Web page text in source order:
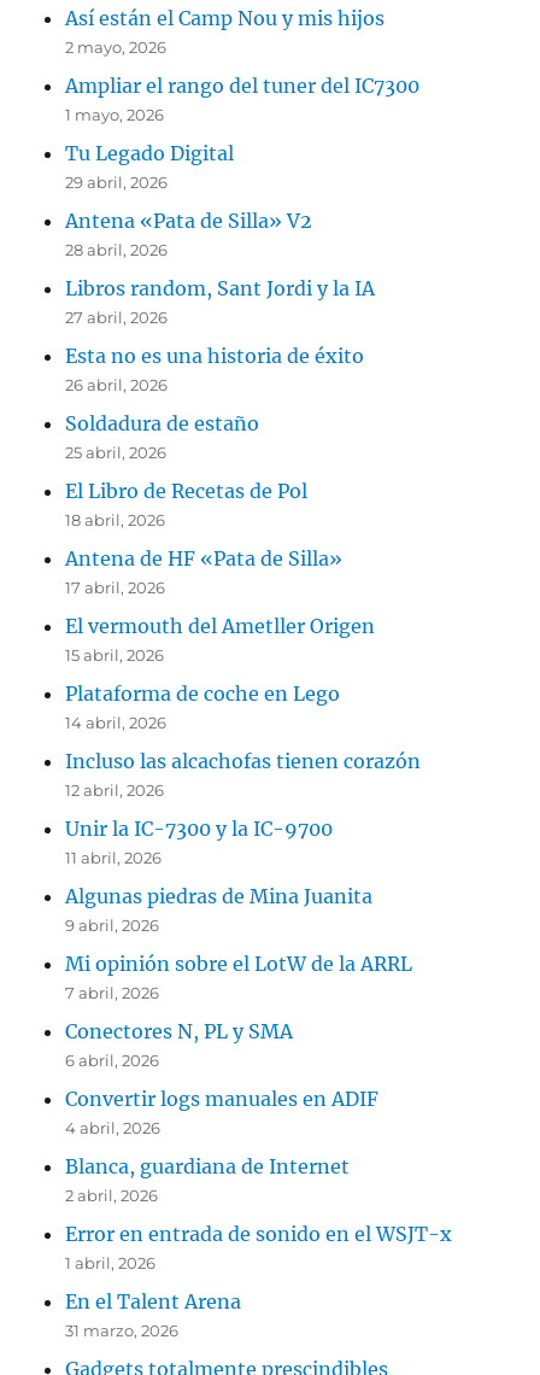
Así están el Camp Nou y mis hijos
2 mayo, 2026
Ampliar el rango del tuner del IC7300
1 mayo, 2026
Tu Legado Digital
29 abril, 2026
Antena «Pata de Silla» V2
28 abril, 2026
Libros random, Sant Jordi y la IA
27 abril, 2026
Esta no es una historia de éxito
26 abril, 2026
Soldadura de estaño
25 abril, 2026
El Libro de Recetas de Pol
18 abril, 2026
Antena de HF «Pata de Silla»
17 abril, 2026
El vermouth del Ametller Origen
15 abril, 2026
Plataforma de coche en Lego
14 abril, 2026
Incluso las alcachofas tienen corazón
12 abril, 2026
Unir la IC-7300 y la IC-9700
11 abril, 2026
Algunas piedras de Mina Juanita
9 abril, 2026
Mi opinión sobre el LotW de la ARRL
7 abril, 2026
Conectores N, PL y SMA
6 abril, 2026
Convertir logs manuales en ADIF
4 abril, 2026
Blanca, guardiana de Internet
2 abril, 2026
Error en entrada de sonido en el WSJT-x
1 abril, 2026
En el Talent Arena
31 marzo, 2026
Gadgets totalmente prescindibles